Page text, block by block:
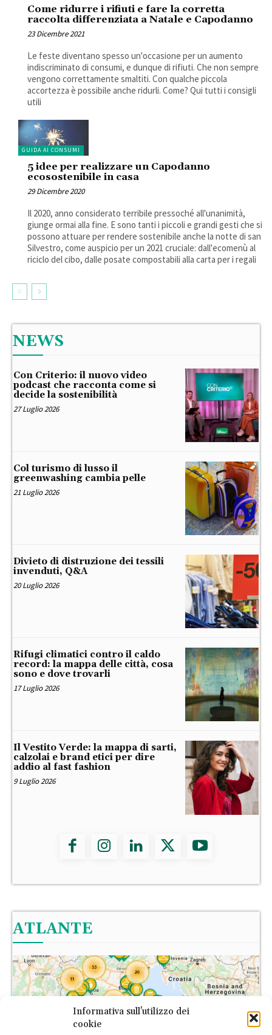
Informativa sull'utilizzo dei
cookie
Come ridurre i rifiuti e fare la corretta
raccolta differenziata a Natale e Capodanno
23 Dicembre 2021
Le feste diventano spesso un'occasione per un aumento
indiscriminato di consumi, e dunque di rifiuti. Che non sempre
vengono correttamente smaltiti. Con qualche piccola
accortezza è possibile anche ridurli. Come? Qui tutti i consigli
utili
GUIDA AI CONSUMI
5 idee per realizzare un Capodanno
ecosostenibile in casa
29 Dicembre 2020
Il 2020, anno considerato terribile pressoché all'unanimità,
giunge ormai alla fine. E sono tanti i piccoli e grandi gesti che si
possono attuare per rendere sostenibile anche la notte di san
Silvestro, come auspicio per un 2021 cruciale: dall'ecomenù al
riciclo del cibo, dalle posate compostabili alla carta per i regali
NEWS
Con Criterio: il nuovo video
podcast che racconta come si
decide la sostenibilità
27 Luglio 2026
Col turismo di lusso il
greenwashing cambia pelle
21 Luglio 2026
Divieto di distruzione dei tessili
invenduti, Q&A
20 Luglio 2026
Rifugi climatici contro il caldo
record: la mappa delle città, cosa
sono e dove trovarli
17 Luglio 2026
Il Vestito Verde: la mappa di sarti,
calzolai e brand etici per dire
addio al fast fashion
9 Luglio 2026
ATLANTE